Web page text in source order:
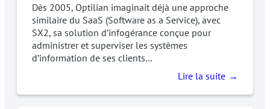
Dès 2005, Optilian imaginait déjà une approche
similaire du SaaS (Software as a Service), avec
SX2, sa solution d’infogérance conçue pour
administrer et superviser les systèmes
d’information de ses clients…
Lire la suite